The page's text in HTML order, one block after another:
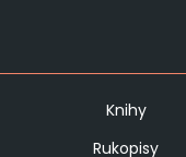
Knihy
Rukopisy